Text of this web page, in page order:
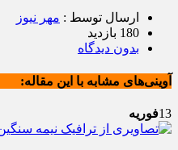
ارسال توسط : مهر نیوز
180 بازدید
بدون دیدگاه
آوینی‌های مشابه با این مقاله:
13فوریه